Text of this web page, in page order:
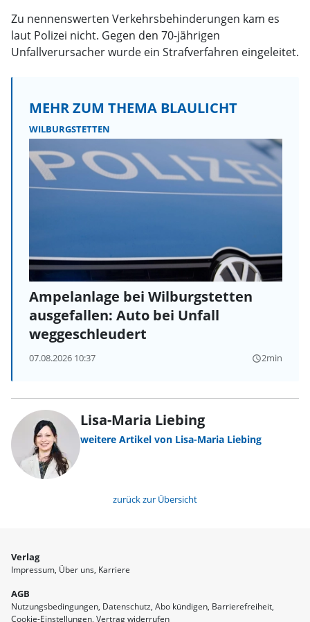
Zu nennenswerten Verkehrsbehinderungen kam es
laut Polizei nicht. Gegen den 70-jährigen
Unfallverursacher wurde ein Strafverfahren eingeleitet.
MEHR ZUM THEMA BLAULICHT
WILBURGSTETTEN
Ampelanlage bei Wilburgstetten
ausgefallen: Auto bei Unfall
weggeschleudert
07.08.2026 10:37 query_builder2min
Lisa-Maria Liebing
weitere Artikel von Lisa-Maria Liebing
zurück zur Übersicht
Verlag
Impressum Über uns Karriere
AGB
Nutzungsbedingungen Datenschutz Abo kündigen Barrierefreiheit
Cookie-Einstellungen Vertrag widerrufen